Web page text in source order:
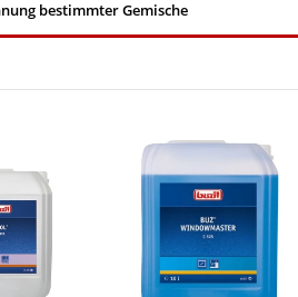
bestimmter Gemische